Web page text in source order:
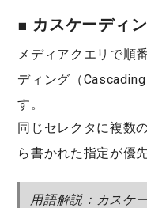
■ カスケーディ
メディアクエリで順
ディング（Cascading
す。
同じセレクタに複数
ら書かれた指定が優
用語解説：カスケ